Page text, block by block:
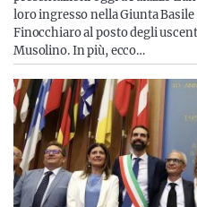
loro ingresso nella Giunta Basile
Finocchiaro al posto degli
Musolino. In più, ecco…